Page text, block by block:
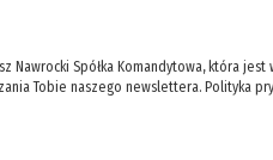
Spółka Komandytowa, która jest
Tobie naszego newslettera. Polityka